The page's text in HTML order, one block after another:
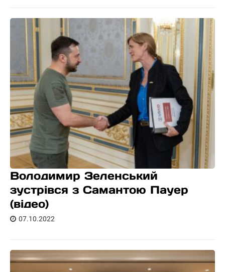
Володимир Зеленський
зустрівся з Самантою Пауер
(відео)
07.10.2022